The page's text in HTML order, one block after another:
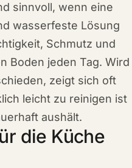
sinnvoll, wenn eine
wasserfeste Lösung
Schmutz und
Boden jeden Tag. Wird
zeigt sich oft
leicht zu reinigen ist
aushält.
die Küche